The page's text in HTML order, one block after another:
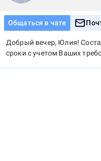
Общаться в чате
Добрый вечер, Юлия!
сроки с учетом Ваших